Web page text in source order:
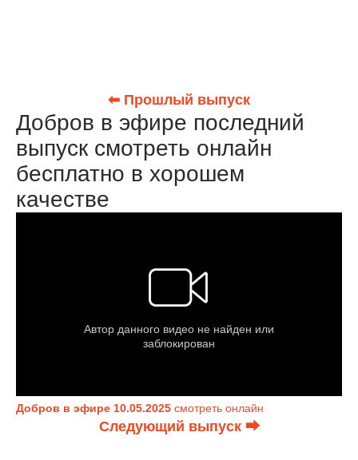
⬅ Прошлый выпуск
Добров в эфире последний
выпуск смотреть онлайн
бесплатно в хорошем
качестве
Добров в эфире 10.05.2025 смотреть онлайн
Следующий выпуск ⮕